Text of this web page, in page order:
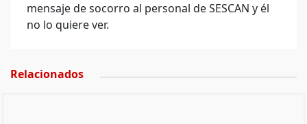
mensaje de socorro al personal de SESCAN y él
no lo quiere ver.
Relacionados